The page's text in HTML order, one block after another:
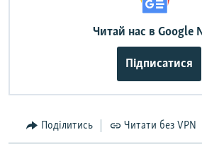
Читай нас в Google
Підписатися
Поділитись Читати без VPN